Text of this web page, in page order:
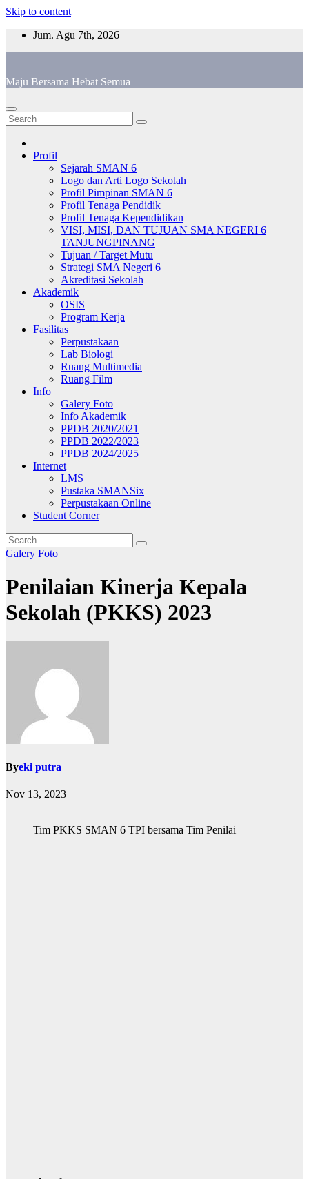
Skip to content
Jum. Agu 7th, 2026
Maju Bersama Hebat Semua
Profil
Sejarah SMAN 6
Logo dan Arti Logo Sekolah
Profil Pimpinan SMAN 6
Profil Tenaga Pendidik
Profil Tenaga Kependidikan
VISI, MISI, DAN TUJUAN SMA NEGERI 6
TANJUNGPINANG
Tujuan / Target Mutu
Strategi SMA Negeri 6
Akreditasi Sekolah
Akademik
OSIS
Program Kerja
Fasilitas
Perpustakaan
Lab Biologi
Ruang Multimedia
Ruang Film
Info
Galery Foto
Info Akademik
PPDB 2020/2021
PPDB 2022/2023
PPDB 2024/2025
Internet
LMS
Pustaka SMANSix
Perpustakaan Online
Student Corner
Galery Foto
Penilaian Kinerja Kepala
Sekolah (PKKS) 2023
Byeki putra
Nov 13, 2023
Tim PKKS SMAN 6 TPI bersama Tim Penilai